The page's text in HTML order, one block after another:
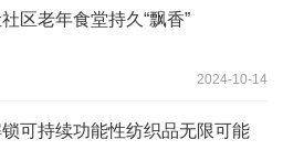
区老年食堂持久“飘香”
2024-10-14
可持续功能性纺织品无限可能